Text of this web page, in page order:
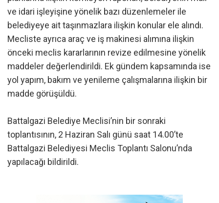
ve idari işleyişine yönelik bazı düzenlemeler ile
belediyeye ait taşınmazlara ilişkin konular ele alındı.
Mecliste ayrıca araç ve iş makinesi alımına ilişkin
önceki meclis kararlarının revize edilmesine yönelik
maddeler değerlendirildi. Ek gündem kapsamında ise
yol yapım, bakım ve yenileme çalışmalarına ilişkin bir
madde görüşüldü.
Battalgazi Belediye Meclisi’nin bir sonraki
toplantısının, 2 Haziran Salı günü saat 14.00’te
Battalgazi Belediyesi Meclis Toplantı Salonu’nda
yapılacağı bildirildi.